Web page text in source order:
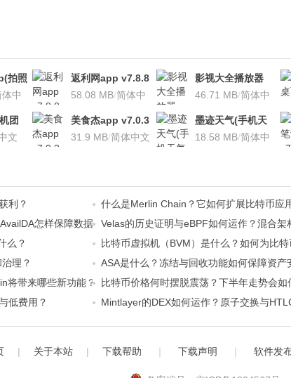
拍照
安
中
返利网app v7.8.8
安卓版
58.08 MB/简体中
影视大全播放器
v3.1.7 安卓版
46.71 MB/简体中
团
文
美食杰app v7.0.3
安卓版
31.9 MB/简体中文
墨迹天气(手机天
气软
18.58 MB/简体中
利？
什么是Merlin Chain？它如何扩展比特币应
怎样保障数据可用性？Velas的历史证明与eBPF如何运作？混合架
么？
比特币虚拟机（BVM）是什么？如何为比
理？
ASA是什么？冻结与回收功能如何保障资产
将带来哪些新功能？
比特币价格何时摆脱震荡？下半年走势会如
低费用？
Mintlayer的DEX如何运作？原子交换与
| 关于本站 | 下载帮助 下载声明 软件发